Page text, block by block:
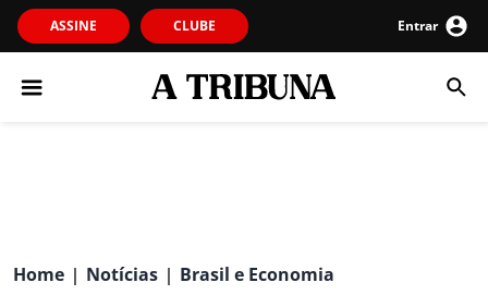
ASSINE CLUBE Entrar
Home | Notícias | Brasil e Economia